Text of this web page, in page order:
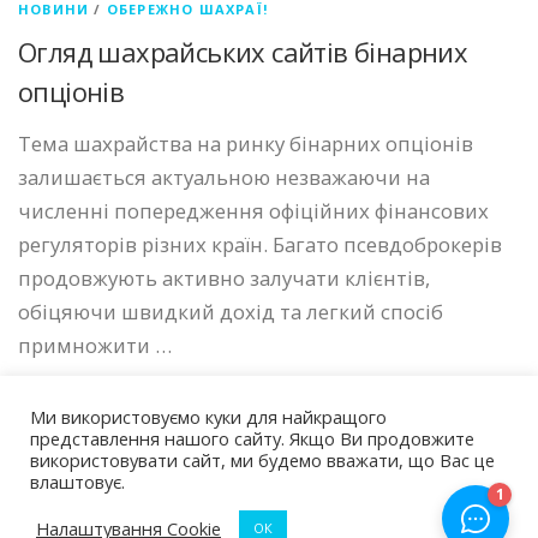
НОВИНИ / ОБЕРЕЖНО ШАХРАЇ!
Огляд шахрайських сайтів бінарних
опціонів
Тема шахрайства на ринку бінарних опціонів
залишається актуальною незважаючи на
численні попередження офіційних фінансових
регуляторів різних країн. Багато псевдоброкерів
продовжують активно залучати клієнтів,
обіцяючи швидкий дохід та легкий спосіб
примножити …
Авторские права © 2026 Чарджбек Україна
OnePress
от FameThemes
Ми використовуємо куки для найкращого
представлення нашого сайту. Якщо Ви продовжите
використовувати сайт, ми будемо вважати, що Вас це
влаштовує.
Налаштування Cookie
ОК